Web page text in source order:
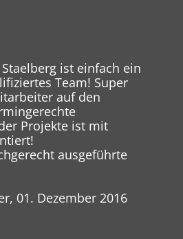
ist einfach ein
Team! Super
auf den
Projekte ist mit
ausgeführte
01. Dezember 2016